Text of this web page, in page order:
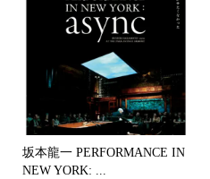
坂本龍一 PERFORMANCE IN
NEW YORK: ...